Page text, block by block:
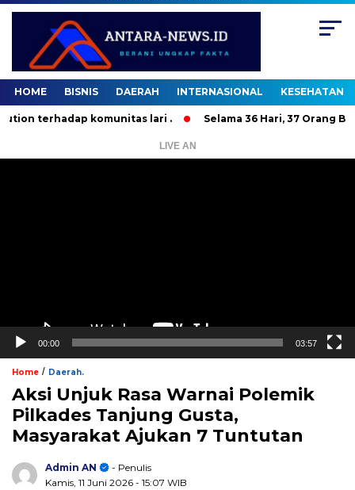
HOME BISNIS DAERAH INTERNASIONAL KESEHATAN
komunitas lari . Selama 36 Hari, 37 Orang Bandit
LIVE AN
00:00 03:57
Home / Daerah.
Aksi Unjuk Rasa Warnai Polemik
Pilkades Tanjung Gusta,
Masyarakat Ajukan 7 Tuntutan
Admin AN
- Penulis
Kamis, 11 Juni 2026 - 15:07 WIB